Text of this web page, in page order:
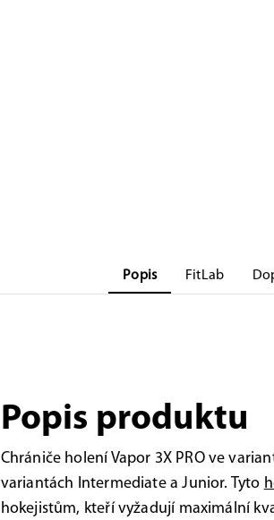
Popis FitLab
Popis produktu
Chrániče holení Vapor 3X PRO ve
variantách Intermediate a Junior. Tyto
hokejistům, kteří vyžadují maximální